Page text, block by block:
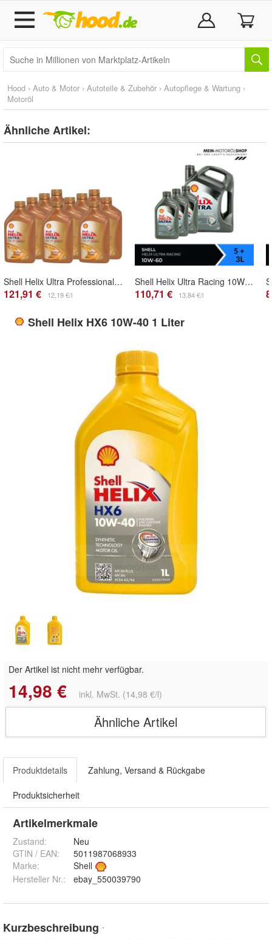
Hood › Auto & Motor › Autoteile & Zubehör › Autopflege & Wartung ›
Motoröl
Ähnliche Artikel:
Shell Helix Ultra Professional AV-L 0W-30 10x1 Liter
121,91 € 12,19 €/l
Shell Helix Ultra Racing 10W-60 5 + 3 Liter
110,71 € 13,84 €/l
Shell Helix HX6 10W-40 1 Liter
Doppelt antippen zum
vergrößern
Der Artikel ist nicht mehr verfügbar.
14,98 € inkl. MwSt. (14,98 €/l)
Ähnliche Artikel
Produktdetails Zahlung, Versand & Rückgabe
Produktsicherheit
Artikelmerkmale
Zustand:
Neu
GTIN / EAN:
5011987068933
Marke:
Shell
Hersteller Nr.:
ebay_550039790
Kurzbeschreibung *